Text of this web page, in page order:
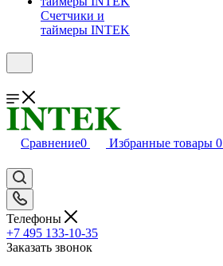
Счетчики и
таймеры INTEK
Сравнение0 Избранные товары 0
Телефоны
+7 495 133-10-35
Заказать звонок